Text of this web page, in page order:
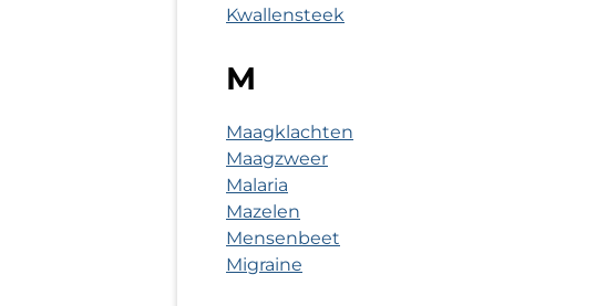
Kwallensteek
M
Maagklachten
Maagzweer
Malaria
Mazelen
Mensenbeet
Migraine